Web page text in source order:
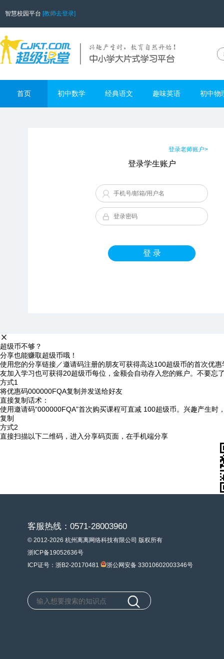
智慧校园平台 [教师去登录]
首页 初中数学 经典语文 趣味英语 初中物
登录老师账户>
登录学生账户
登 录
超级币不够？
分享也能赚取超级币哦！
使用您的分享链接／邀请码注册的朋友可获得高达100超级币的首次优
友加入学习也可获得20超级币每位，金额会自动存入您的账户。不要忘
方式1
将优惠码000000FQA复制并发送给好友
直接复制话术：
使用邀请码“000000FQA”首次购买课程可直减 100超级币。兴趣产生时
复制
方式2
直接扫描以下二维码，进入分享码页面，在手机端分享
客服热线：0571-28003960
© 2012-2026 杭州离离网络科技有限公司 版权所有
浙ICP备19052636号
ICP证号：浙B2-20170481
浙公网安备 33010602003346号